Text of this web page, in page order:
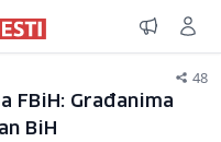
48
FBiH: Građanima
BiH